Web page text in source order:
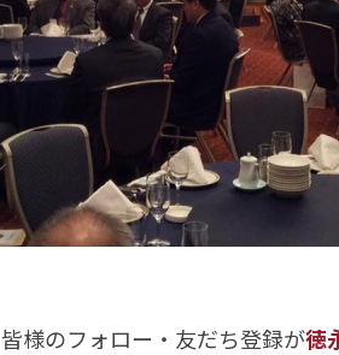
皆様のフォロー・友だち登録が徳